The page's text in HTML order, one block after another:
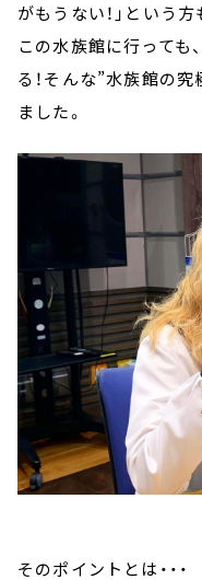
がもうない！」という
この水族館に行っても
る！そんな”水族館の
ました。
そのポイントとは・・・